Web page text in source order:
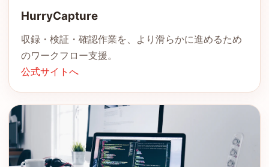
HurryCapture
収録・検証・確認作業を、より滑らかに進めるため
のワークフロー支援。
公式サイトへ